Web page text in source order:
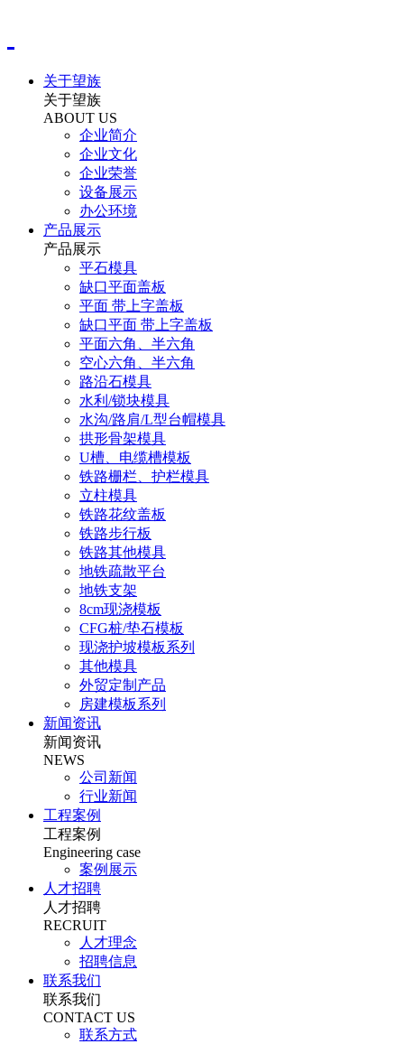
关于望族
关于望族
ABOUT US
企业简介
企业文化
企业荣誉
设备展示
办公环境
产品展示
产品展示
平石模具
缺口平面盖板
平面 带上字盖板
缺口平面 带上字盖板
平面六角、半六角
空心六角、半六角
路沿石模具
水利/锁块模具
水沟/路肩/L型台帽模具
拱形骨架模具
U槽、电缆槽模板
铁路栅栏、护栏模具
立柱模具
铁路花纹盖板
铁路步行板
铁路其他模具
地铁疏散平台
地铁支架
8cm现浇模板
CFG桩/垫石模板
现浇护坡模板系列
其他模具
外贸定制产品
房建模板系列
新闻资讯
新闻资讯
NEWS
公司新闻
行业新闻
工程案例
工程案例
Engineering case
案例展示
人才招聘
人才招聘
RECRUIT
人才理念
招聘信息
联系我们
联系我们
CONTACT US
联系方式